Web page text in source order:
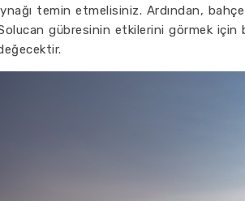
temin etmelisiniz. Ardından,
gübresinin etkilerini görmek